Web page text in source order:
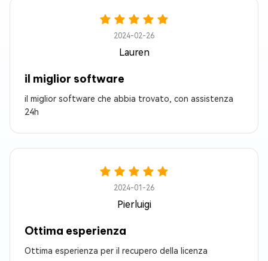
2024-02-26
Lauren
il miglior software
il miglior software che abbia trovato, con assistenza
24h
2024-01-26
Pierluigi
Ottima esperienza
Ottima esperienza per il recupero della licenza